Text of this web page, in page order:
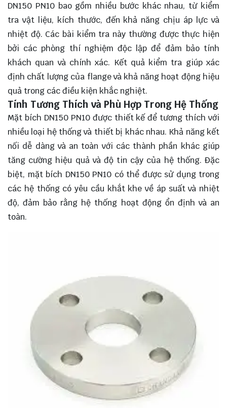
DN150 PN10 bao gồm nhiều bước khác nhau, từ kiểm
tra vật liệu, kích thước, đến khả năng chịu áp lực và
nhiệt độ. Các bài kiểm tra này thường được thực hiện
bởi các phòng thí nghiệm độc lập để đảm bảo tính
khách quan và chính xác. Kết quả kiểm tra giúp xác
định chất lượng của flange và khả năng hoạt động hiệu
quả trong các điều kiện khắc nghiệt.
Tính Tương Thích và Phù Hợp Trong Hệ Thống
Mặt bích DN150 PN10 được thiết kế để tương thích với
nhiều loại hệ thống và thiết bị khác nhau. Khả năng kết
nối dễ dàng và an toàn với các thành phần khác giúp
tăng cường hiệu quả và độ tin cậy của hệ thống. Đặc
biệt, mặt bích DN150 PN10 có thể được sử dụng trong
các hệ thống có yêu cầu khắt khe về áp suất và nhiệt
độ, đảm bảo rằng hệ thống hoạt động ổn định và an
toàn.